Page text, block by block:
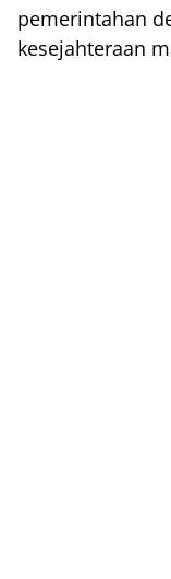
pemerintahan
kesejahteraan